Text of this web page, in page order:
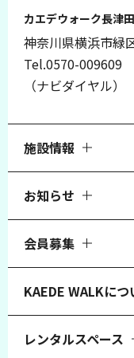
カエデウォーク長津田
神奈川県横浜市緑
Tel.0570-009609
（ナビダイヤル）
施設情報
お知らせ
会員募集
KAEDE WALKにつ
レンタルスペース